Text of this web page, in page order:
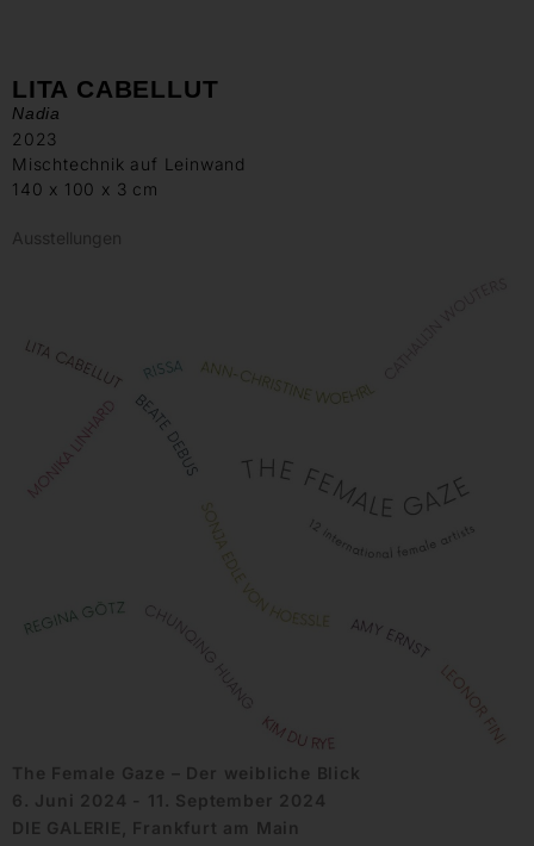
LITA CABELLUT
Nadia
2023
Mischtechnik auf Leinwand
140 x 100 x 3 cm
Ausstellungen
The Female Gaze – Der weibliche Blick
6. Juni 2024 - 11. September 2024
DIE GALERIE, Frankfurt am Main